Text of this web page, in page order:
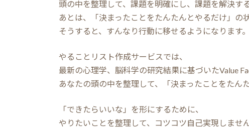
頭の中を整理して、課題を明確にし、課題を解決す
あとは、「決まったことをたんたんとやるだけ」の
そうすると、すんなり行動に移せるようになります。
やることリスト作成サービスでは、
最新の心理学、脳科学の研究結果に基づいたValue
あなたの頭の中を整理して、「決まったことをたん
「できたらいいな」を形にするために、
やりたいことを整理して、コツコツ自己実現しませ